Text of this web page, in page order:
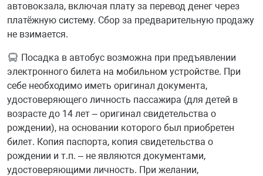
автовокзала, включая плату за перевод денег через
платёжную систему. Сбор за предварительную продажу
не взимается.
Посадка в автобус возможна при предъявлении
электронного билета на мобильном устройстве. При
себе необходимо иметь оригинал документа,
удостоверяющего личность пассажира (для детей в
возрасте до 14 лет – оригинал свидетельства о
рождении), на основании которого был приобретен
билет. Копия паспорта, копия свидетельства о
рождении и т.п. – не являются документами,
удостоверяющими личность. При желании,